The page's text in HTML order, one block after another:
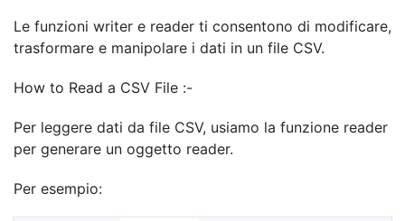
Le funzioni writer e reader ti consentono di modificare,
trasformare e manipolare i dati in un file CSV.
How to Read a CSV File :-
Per leggere dati da file CSV, usiamo la funzione reader
per generare un oggetto reader.
Per esempio: